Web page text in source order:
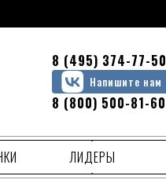
8 (495) 374-77-50
Напишите нам
8 (800) 500-81-60
ЛИДЕРЫ